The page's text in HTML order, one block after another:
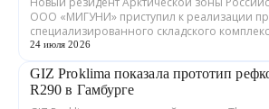
ООО «МИГУНИ» приступил к реализации
специализированного складского
соглашению с Корпорацией развития
24 июля 2026
GIZ Proklima показала прототип
R290 в Гамбурге